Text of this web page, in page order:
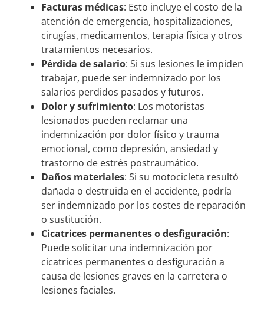
Facturas médicas: Esto incluye el costo de la
atención de emergencia, hospitalizaciones,
cirugías, medicamentos, terapia física y otros
tratamientos necesarios.
Pérdida de salario: Si sus lesiones le impiden
trabajar, puede ser indemnizado por los
salarios perdidos pasados y futuros.
Dolor y sufrimiento: Los motoristas
lesionados pueden reclamar una
indemnización por dolor físico y trauma
emocional, como depresión, ansiedad y
trastorno de estrés postraumático.
Daños materiales: Si su motocicleta resultó
dañada o destruida en el accidente, podría
ser indemnizado por los costes de reparación
o sustitución.
Cicatrices permanentes o desfiguración:
Puede solicitar una indemnización por
cicatrices permanentes o desfiguración a
causa de lesiones graves en la carretera o
lesiones faciales.